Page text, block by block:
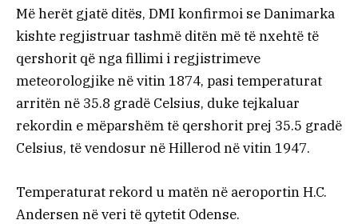
Më herët gjatë ditës, DMI konfirmoi se Danimarka
kishte regjistruar tashmë ditën më të nxehtë të
qershorit që nga fillimi i regjistrimeve
meteorologjike në vitin 1874, pasi temperaturat
arritën në 35.8 gradë Celsius, duke tejkaluar
rekordin e mëparshëm të qershorit prej 35.5 gradë
Celsius, të vendosur në Hillerod në vitin 1947.
Temperaturat rekord u matën në aeroportin H.C.
Andersen në veri të qytetit Odense.